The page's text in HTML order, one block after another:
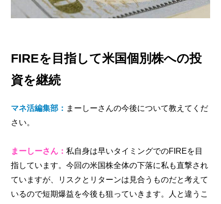
FIREを目指して米国個別株への投
資を継続
マネ活編集部： まーしーさんの今後について教えてくだ
さい。
まーしーさん：私自身は早いタイミングでのFIREを目
指しています。今回の米国株全体の下落に私も直撃され
ていますが、リスクとリターンは見合うものだと考えて
いるので短期爆益を今後も狙っていきます。人と違うこ